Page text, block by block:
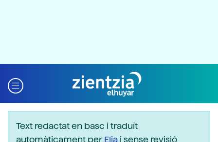
Text redactat en basc i traduït
automàticament perElia i sense revisió